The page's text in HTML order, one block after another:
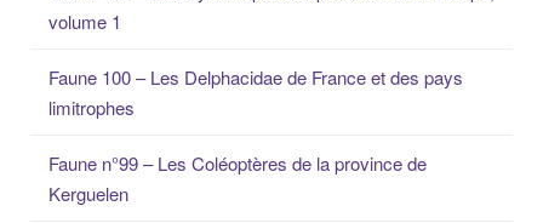
volume 1
Faune 100 – Les Delphacidae de France et des pays
limitrophes
Faune n°99 – Les Coléoptères de la province de
Kerguelen